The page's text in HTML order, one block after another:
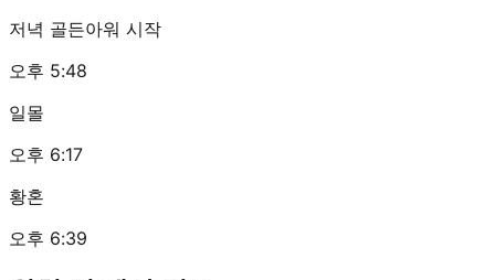
저녁 골든아워 시작
오후 5:48
일몰
오후 6:17
황혼
오후 6:39